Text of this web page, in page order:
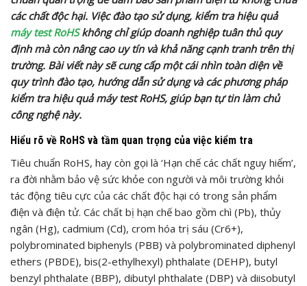
các chất độc hại. Việc đào tạo sử dụng, kiểm tra hiệu quả
máy test RoHSkhông chỉ giúp doanh nghiệp tuân thủ quy
định mà còn nâng cao uy tín và khả năng cạnh tranh trên thị
trường. Bài viết này sẽ cung cấp một cái nhìn toàn diện về
quy trình đào tạo, hướng dẫn sử dụng và các phương pháp
kiểm tra hiệu quả máy test RoHS, giúp bạn tự tin làm chủ
công nghệ này.
Hiểu rõ về RoHS và tầm quan trọng của việc kiểm tra
Tiêu chuẩn RoHS, hay còn gọi là ‘Hạn chế các chất nguy hiểm’,
ra đời nhằm bảo vệ sức khỏe con người và môi trường khỏi
tác động tiêu cực của các chất độc hại có trong sản phẩm
điện và điện tử. Các chất bị hạn chế bao gồm chì (Pb), thủy
ngân (Hg), cadmium (Cd), crom hóa trị sáu (Cr6+),
polybrominated biphenyls (PBB) và polybrominated diphenyl
ethers (PBDE), bis(2-ethylhexyl) phthalate (DEHP), butyl
benzyl phthalate (BBP), dibutyl phthalate (DBP) và diisobutyl